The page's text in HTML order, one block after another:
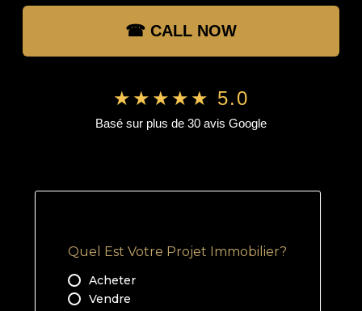
☎ CALL NOW
★★★★★ 5.0
Basé sur plus de 30 avis Google